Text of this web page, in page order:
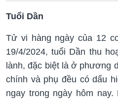
Tuổi Dần
Tử vi hàng ngày của 12
19/4/2024, tuổi Dần thu
lành, đặc biệt là ở phương
chính và phụ đều có dấu
ngay trong ngày hôm